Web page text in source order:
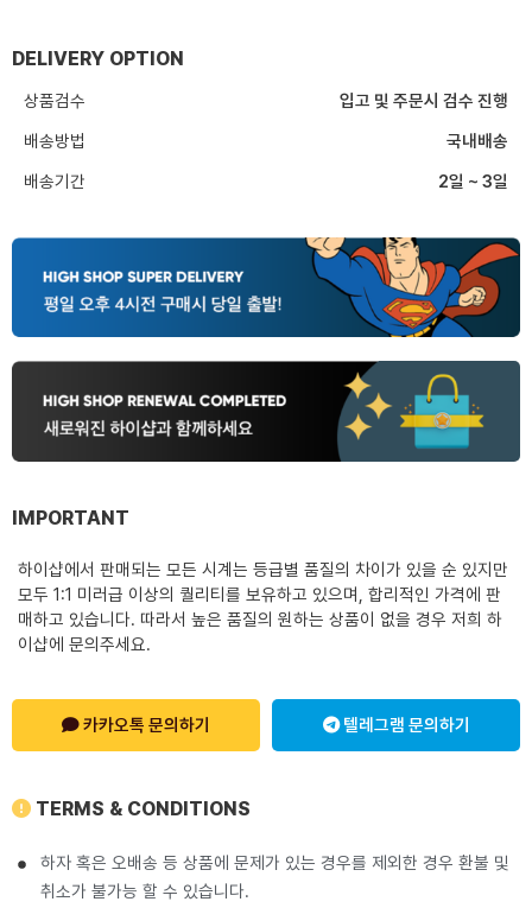
DELIVERY OPTION
상품검수
입고 및 주문시 검수 진행
배송방법
국내배송
배송기간
2일 ~ 3일
IMPORTANT
하이샵에서 판매되는 모든 시계는 등급별 품질의 차이가 있을 순 있지만
모두 1:1 미러급 이상의 퀄리티를 보유하고 있으며, 합리적인 가격에 판
매하고 있습니다. 따라서 높은 품질의 원하는 상품이 없을 경우 저희 하
이샵에 문의주세요.
카카오톡 문의하기 텔레그램 문의하기
TERMS & CONDITIONS
하자 혹은 오배송 등 상품에 문제가 있는 경우를 제외한 경우 환불 및
취소가 불가능 할 수 있습니다.